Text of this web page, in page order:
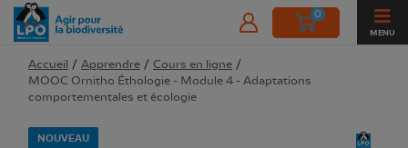
0
MENU
Accueil / Apprendre / Cours en ligne /
MOOC Ornitho Éthologie - Module 4 - Adaptations
comportementales et écologie
NOUVEAU